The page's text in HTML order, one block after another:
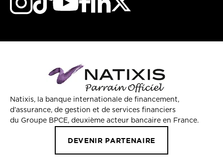
Natixis, la banque internationale de financement,
d’assurance, de gestion et de services financiers
du Groupe BPCE, deuxième acteur bancaire en France.
DEVENIR PARTENAIRE